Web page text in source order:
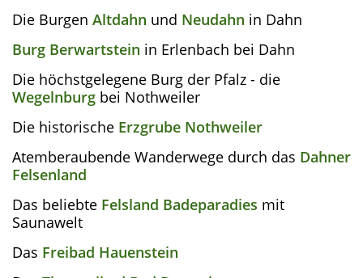
Die Burgen Altdahn und Neudahn in Dahn
Burg Berwartstein in Erlenbach bei Dahn
Die höchstgelegene Burg der Pfalz - die
Wegelnburg bei Nothweiler
Die historische Erzgrube Nothweiler
Atemberaubende Wanderwege durch das Dahner
Felsenland
Das beliebte Felsland Badeparadies mit
Saunawelt
Das Freibad Hauenstein